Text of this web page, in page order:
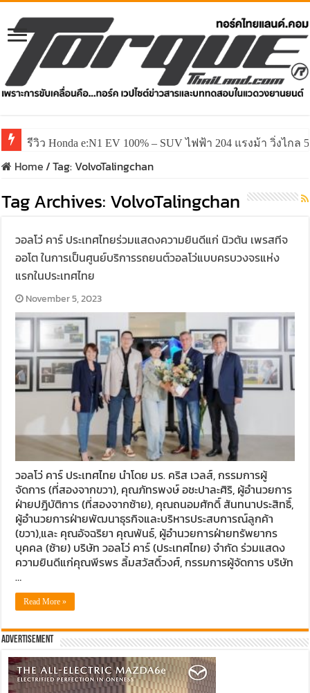
รีวิว Honda e:N1 EV 100% – SUV ไฟฟ้า 204 แรงม้า วิ่งไกล
Home/Tag:VolvoTalingchan
Tag Archives: VolvoTalingchan
วอลโว่ คาร์ ประเทศไทยร่วมแสดงความยินดีแก่ นิวตัน เพรสทีจ
ออโต ในการเป็นศูนย์บริการรถยนต์วอลโว่แบบครบวงจรแห่ง
แรกในประเทศไทย
November 5, 2023
วอลโว่ คาร์ ประเทศไทย นำโดย มร. คริส เวลส์, กรรมการผู้
จัดการ (ที่สองจากขวา), คุณภัทรพงษ์ อชะปาละศิริ, ผู้อำนวยการ
ฝ่ายปฎิบัติการ (ที่สองจากซ้าย), คุณถนอมศักดิ์ สันทนาประสิทธิ์,
ผู้อำนวยการฝ่ายพัฒนาธุรกิจและบริหารประสบการณ์ลูกค้า
(ขวา),และ คุณอัจฉริยา คุณพันธ์, ผู้อำนวยการฝ่ายทรัพยากร
บุคคล (ซ้าย) บริษัท วอลโว่ คาร์ (ประเทศไทย) จำกัด ร่วมแสดง
ความยินดีแก่คุณพีรพร ลิ้มสวัสดิ์วงศ์, กรรมการผู้จัดการ บริษัท
…
Read More »
Advertisement